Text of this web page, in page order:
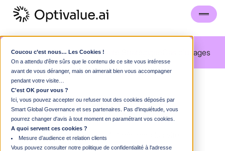
Coucou c’est nous… Les Cookies !
On a attendu d'être sûrs que le contenu de ce site vous intéresse
avant de vous déranger, mais on aimerait bien vous accompagner
pendant votre visite…
C'est OK pour vous ?
Ici, vous pouvez accepter ou refuser tout des cookies déposés par
Smart Global Governance et ses partenaires. Pas d'inquiétude, vous
pourrez changer d'avis à tout moment en paramétrant vos cookies.
A quoi servent ces cookies ?
Mesure d’audience et relation clients
Vous pouvez consulter notre politique de confidentialité à l'adresse
BlogVisite GuidéeFAQComité Stratégique Cas d'usages
Blog
Le savoir qui vous